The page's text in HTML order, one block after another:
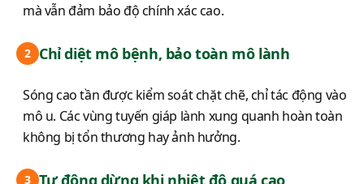
mà vẫn đảm bảo độ chính xác cao.
2 Chỉ diệt mô bệnh, bảo toàn mô lành
Sóng cao tần được kiểm soát chặt chẽ, chỉ tác động vào
mô u. Các vùng tuyến giáp lành xung quanh hoàn toàn
không bị tổn thương hay ảnh hưởng.
3 Tự động dừng khi nhiệt độ quá cao